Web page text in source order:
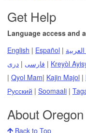
Get Help
Language access and
English | Español |
فارسی | دری | Kreyòl
| Qyol Mam| Kajin Majol |
Русский | Soomaali |
About Oregon
Back to Top